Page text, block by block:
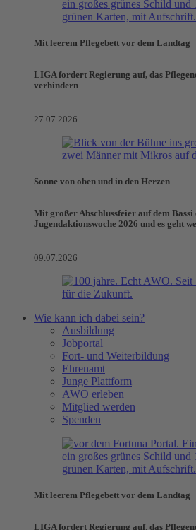
Mit leerem Pflegebett vor dem Landtag
LIGA fordert Regierung auf, das
verhindern
27.07.2026
Sonne von oben und in den Herzen
Mit großer Abschlussfeier auf dem Bassi
Jugendaktionswoche 2026 und es geht
09.07.2026
Wie kann ich dabei sein?
Ausbildung
Jobportal
Fort- und Weiterbildung
Ehrenamt
Junge Plattform
AWO erleben
Mitglied werden
Spenden
Mit leerem Pflegebett vor dem Landtag
LIGA fordert Regierung auf, das